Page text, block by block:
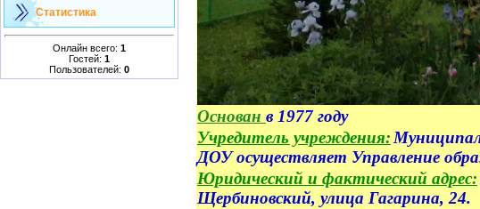
Статистика
Онлайн всего: 1
Гостей: 1
Пользователей: 0
Основан в 1977 году
Учредитель учреждения:
ДОУ осуществляет Управление
Юридический и фактический адрес:
Щербиновский, улица Гагарина, 24.